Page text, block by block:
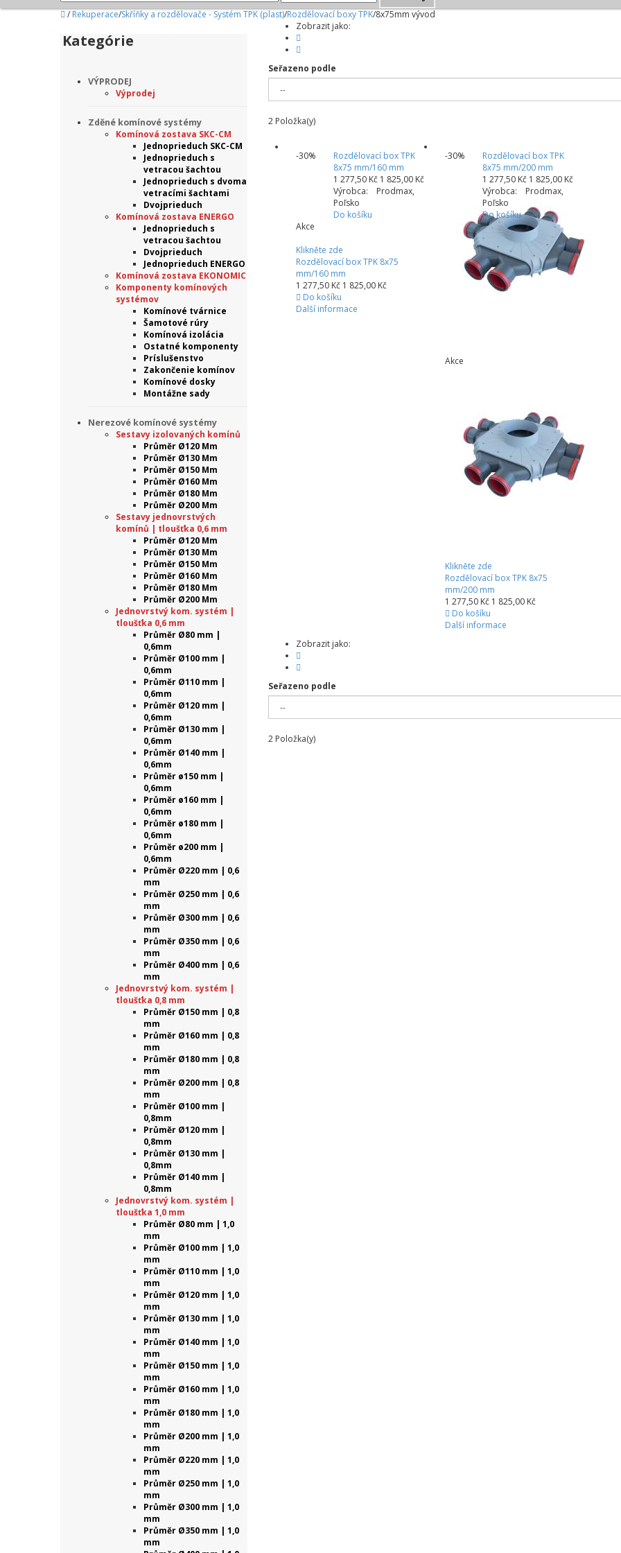
/ Rekuperace/Skříňky a rozdělovače - Systém TPK (plast)/Rozdělovací boxy TPK/8x75mm vývod
Kategórie
VÝPRODEJ
Výprodej
Zděné komínové systémy
Komínová zostava SKC-CM
Jednoprieduch SKC-CM
Jednoprieduch s
vetracou šachtou
Jednoprieduch s dvoma
vetracími šachtami
Dvojprieduch
Komínová zostava ENERGO
Jednoprieduch s
vetracou šachtou
Dvojprieduch
Jednoprieduch ENERGO
Komínová zostava EKONOMIC
Komponenty komínových
systémov
Komínové tvárnice
Šamotové rúry
Komínová izolácia
Ostatné komponenty
Príslušenstvo
Zakončenie komínov
Komínové dosky
Montážne sady
Nerezové komínové systémy
Sestavy izolovaných komínů
Průměr Ø120 Mm
Průměr Ø130 Mm
Průměr Ø150 Mm
Průměr Ø160 Mm
Průměr Ø180 Mm
Průměr Ø200 Mm
Sestavy jednovrstvých
komínů | tloušťka 0,6 mm
Průměr Ø120 Mm
Průměr Ø130 Mm
Průměr Ø150 Mm
Průměr Ø160 Mm
Průměr Ø180 Mm
Průměr Ø200 Mm
Jednovrstvý kom. systém |
tloušťka 0,6 mm
Průměr Ø80 mm |
0,6mm
Průměr Ø100 mm |
0,6mm
Průměr Ø110 mm |
0,6mm
Průměr Ø120 mm |
0,6mm
Průměr Ø130 mm |
0,6mm
Průměr Ø140 mm |
0,6mm
Průměr ø150 mm |
0,6mm
Průměr ø160 mm |
0,6mm
Průměr ø180 mm |
0,6mm
Průměr ø200 mm |
0,6mm
Průměr Ø220 mm | 0,6
mm
Průměr Ø250 mm | 0,6
mm
Průměr Ø300 mm | 0,6
mm
Průměr Ø350 mm | 0,6
mm
Průměr Ø400 mm | 0,6
mm
Jednovrstvý kom. systém |
tloušťka 0,8 mm
Průměr Ø150 mm | 0,8
mm
Průměr Ø160 mm | 0,8
mm
Průměr Ø180 mm | 0,8
mm
Průměr Ø200 mm | 0,8
mm
Průměr Ø100 mm |
0,8mm
Průměr Ø120 mm |
0,8mm
Průměr Ø130 mm |
0,8mm
Průměr Ø140 mm |
0,8mm
Jednovrstvý kom. systém |
tloušťka 1,0 mm
Průměr Ø80 mm | 1,0
mm
Průměr Ø100 mm | 1,0
mm
Průměr Ø110 mm | 1,0
mm
Průměr Ø120 mm | 1,0
mm
Průměr Ø130 mm | 1,0
mm
Průměr Ø140 mm | 1,0
mm
Průměr Ø150 mm | 1,0
mm
Průměr Ø160 mm | 1,0
mm
Průměr Ø180 mm | 1,0
mm
Průměr Ø200 mm | 1,0
mm
Průměr Ø220 mm | 1,0
mm
Průměr Ø250 mm | 1,0
mm
Průměr Ø300 mm | 1,0
mm
Průměr Ø350 mm | 1,0
mm
Zobrazit jako:
Seřazeno podle
2 Položka(y)
-30%
Rozdělovací box TPK
8x75 mm/160 mm
1 277,50 Kč 1 825,00 Kč
Výrobca: Prodmax,
Poľsko
Do košíku
Akce
Klikněte zde
Rozdělovací box TPK 8x75
mm/160 mm
1 277,50 Kč 1 825,00 Kč
Do košíku
Další informace
-30%
Rozdělovací box TPK
8x75 mm/200 mm
1 277,50 Kč 1 825,00 Kč
Výrobca: Prodmax,
Poľsko
Do košíku
Akce
Klikněte zde
Rozdělovací box TPK 8x75
mm/200 mm
1 277,50 Kč 1 825,00 Kč
Do košíku
Další informace
Zobrazit jako:
Seřazeno podle
2 Položka(y)